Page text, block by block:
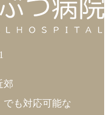
郊
も対応可能な